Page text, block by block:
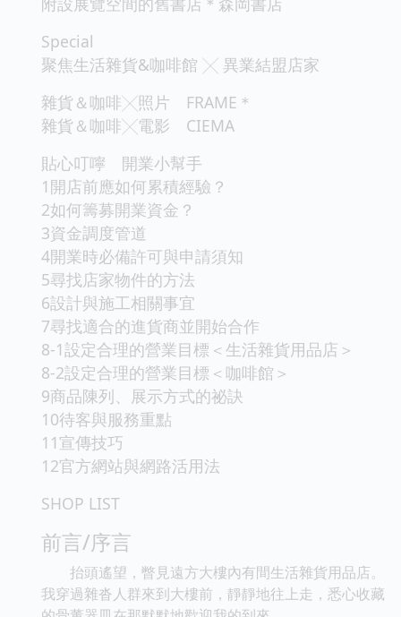
Special
聚焦生活雜貨&咖啡館 ╳ 異業結盟店家
雜貨＆咖啡╳照片 FRAME＊
雜貨＆咖啡╳電影 CIEMA
貼心叮嚀 開業小幫手
1開店前應如何累積經驗？
2如何籌募開業資金？
3資金調度管道
4開業時必備許可與申請須知
5尋找店家物件的方法
6設計與施工相關事宜
7尋找適合的進貨商並開始合作
8-1設定合理的營業目標＜生活雜貨用品店＞
8-2設定合理的營業目標＜咖啡館＞
9商品陳列、展示方式的祕訣
10待客與服務重點
11宣傳技巧
12官方網站與網路活用法
SHOP LIST
前言/序言
抬頭遙望，瞥見遠方大樓內有間生活雜貨用品店。
我穿過雜沓人群來到大樓前，靜靜地往上走，悉心收藏